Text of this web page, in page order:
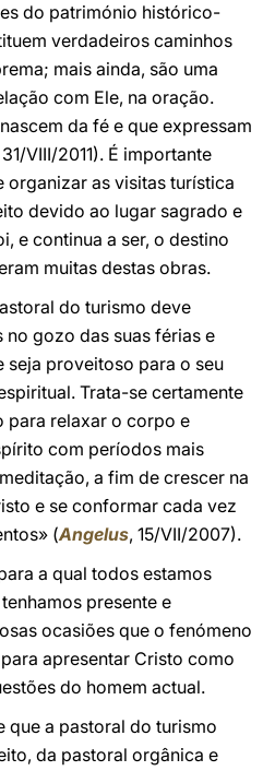
do património histórico-
verdadeiros caminhos
mais ainda, são uma
com Ele, na oração.
da fé e que expressam
VIII/2011). É importante
as visitas turística
devido ao lugar sagrado e
e continua a ser, o destino
muitas destas obras.
do turismo deve
gozo das suas férias e
seja proveitoso para o seu
Trata-se certamente
para relaxar o corpo e
com períodos mais
a fim de crescer na
e se conformar cada vez
(Angelus, 15/VII/2007).
a qual todos estamos
presente e
ocasiões que o fenómeno
apresentar Cristo como
do homem actual.
que a pastoral do turismo
da pastoral orgânica e